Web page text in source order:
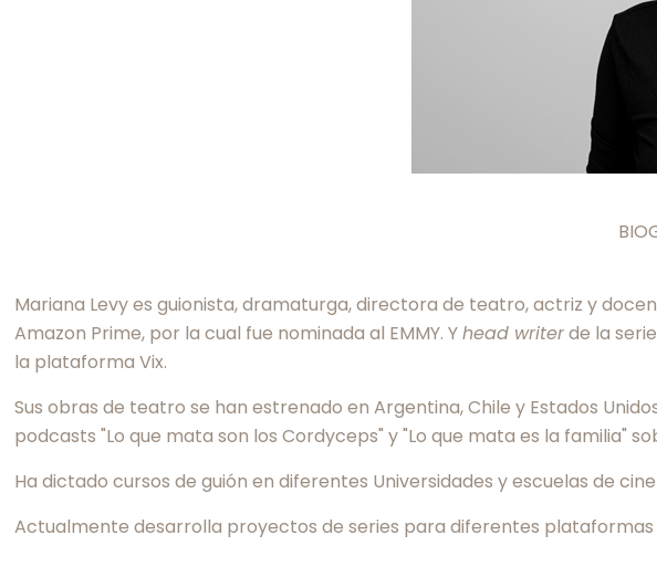
Mariana Levy es guionista, dramaturga, directora de teatro, actriz y
Amazon Prime, por la cual fue nominada al EMMY. Yhead writerde la
la plataforma Vix.
Sus obras de teatro se han estrenado en Argentina, Chile y Estados
podcasts "Lo que mata son los Cordyceps" y "Lo que mata es la familia"
Ha dictado cursos de guión en diferentes Universidades y escuelas de
Actualmente desarrolla proyectos de series para diferentes plataformas